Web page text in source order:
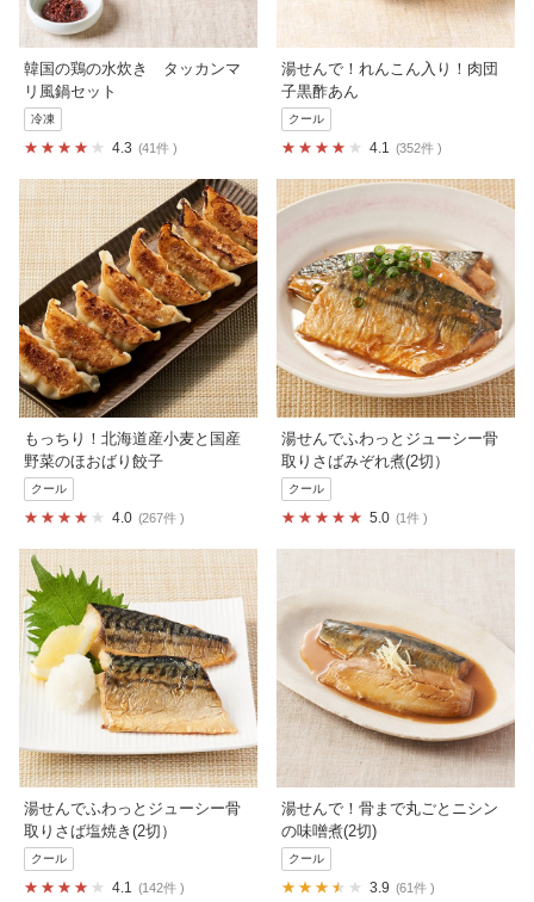
韓国の鶏の水炊き タッカンマ
リ風鍋セット
冷凍
4.3 41件
湯せんで！れんこん入り！肉団
子黒酢あん
クール
4.1 352件
もっちり！北海道産小麦と国産
野菜のほおばり餃子
クール
4.0 267件
湯せんでふわっとジューシー骨
取りさばみぞれ煮(2切）
クール
5.0 1件
湯せんでふわっとジューシー骨
取りさば塩焼き(2切）
クール
4.1 142件
湯せんで！骨まで丸ごとニシン
の味噌煮(2切)
クール
3.9 61件